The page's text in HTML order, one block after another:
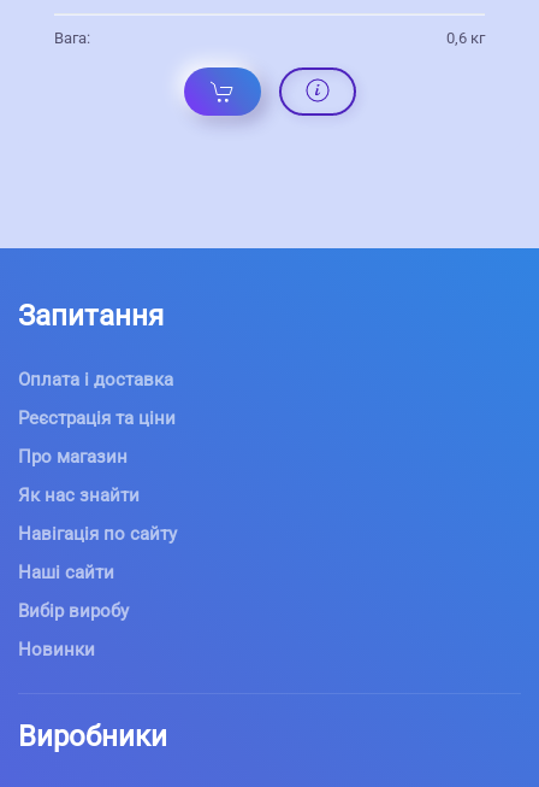
Вага: 0,6 кг
Запитання
Оплата і доставка
Реєстрація та ціни
Про магазин
Як нас знайти
Навігація по сайту
Наші сайти
Вибір виробу
Новинки
Виробники